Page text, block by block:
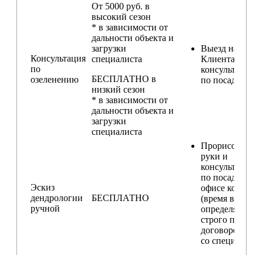
Консультация
по
озеленению
От 5000 руб. в
высокий сезон
* в зависимости от
дальности объекта и
загрузки
специалиста
БЕСПЛАТНО в
низкий сезон
* в зависимости от
дальности объекта и
загрузки
специалиста
Выезд на
Клиента для
по посадкам
Эскиз
дендрологии
ручной
БЕСПЛАТНО
Прорисовка от
руки и
по посадкам в
офисе
(время встречи
определяется
строго по
со